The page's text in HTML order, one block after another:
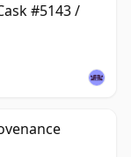
#5143 /